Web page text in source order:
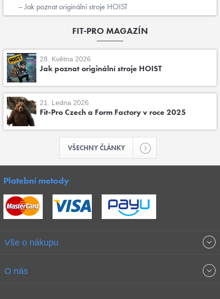
Jak poznat originální stroje HOIST
FIT-PRO MAGAZÍN
28. Května 2026
Jak poznat originální stroje HOIST
21. Ledna 2026
Fit-Pro Czech a Form Factory v roce 2025
VŠECHNY ČLÁNKY
Platební metody
Vše o nákupu
Obchodní podmínky
O nás